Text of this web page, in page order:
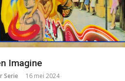
Imagine
Serie 16 mei 2024